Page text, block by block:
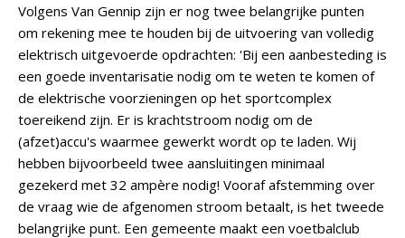
Volgens Van Gennip zijn er nog twee belangrijke punten
om rekening mee te houden bij de uitvoering van volledig
elektrisch uitgevoerde opdrachten: 'Bij een aanbesteding is
een goede inventarisatie nodig om te weten te komen of
de elektrische voorzieningen op het sportcomplex
toereikend zijn. Er is krachtstroom nodig om de
(afzet)accu's waarmee gewerkt wordt op te laden. Wij
hebben bijvoorbeeld twee aansluitingen minimaal
gezekerd met 32 ampère nodig! Vooraf afstemming over
de vraag wie de afgenomen stroom betaalt, is het tweede
belangrijke punt. Een gemeente maakt een voetbalclub